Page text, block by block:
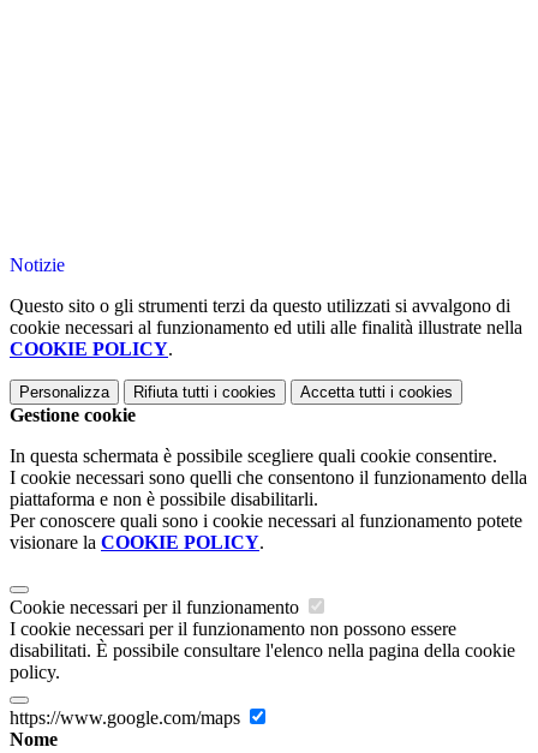
Notizie
Questo sito o gli strumenti terzi da questo utilizzati si avvalgono di
cookie necessari al funzionamento ed utili alle finalità illustrate nella
COOKIE POLICY.
Personalizza Rifiuta tutti i cookies Accetta tutti i cookies
Gestione cookie
In questa schermata è possibile scegliere quali cookie consentire.
I cookie necessari sono quelli che consentono il funzionamento della
piattaforma e non è possibile disabilitarli.
Per conoscere quali sono i cookie necessari al funzionamento potete
visionare la COOKIE POLICY.
Cookie necessari per il funzionamento
I cookie necessari per il funzionamento non possono essere
disabilitati. È possibile consultare l'elenco nella pagina della cookie
policy.
https://www.google.com/maps
Nome